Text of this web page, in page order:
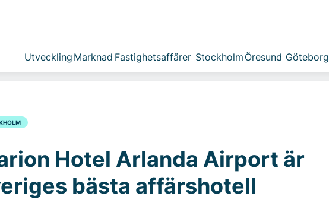
Utveckling Marknad Fastighetsaffärer Stockholm Öresund Göteborg
Hotel Arlanda Airport är
bästa affärshotell